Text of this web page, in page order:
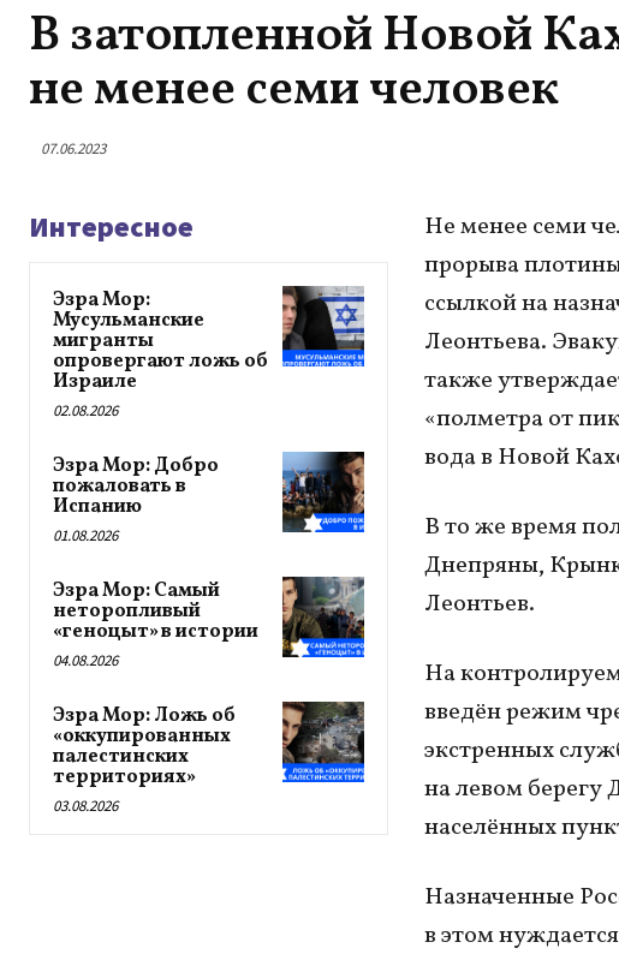
В затопленной Новой
не менее семи человек
07.06.2023
Интересное
Эзра Мор:
Мусульманские
мигранты
опровергают ложь об
Израиле
02.08.2026
Эзра Мор: Добро
пожаловать в
Испанию
01.08.2026
Эзра Мор: Самый
неторопливый
«геноцыт» в истории
04.08.2026
Эзра Мор: Ложь об
«оккупированных
палестинских
территориях»
03.08.2026
Не менее семи
прорыва
ссылкой на
Леонтьева.
также
«полметра от
вода в Новой
В то же время
Днепряны,
Леонтьев.
На
введён режим
экстренных
на левом берегу
населённых
Назначенные
в этом